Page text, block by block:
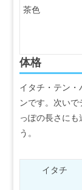
茶色
体格
イタチ・テン
ンです。次い
っぽの長さにも
う。
イタチ